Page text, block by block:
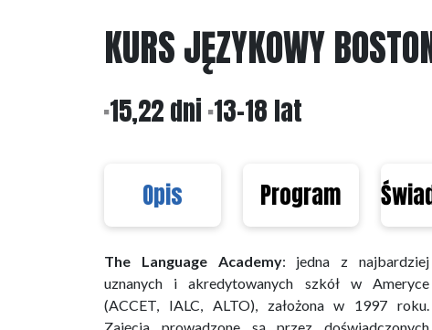
KURS JĘZYKOWY
15,22 dni 13-18 lat
Opis Program
The Language Academy: jedna z najbardziej
uznanych i akredytowanych szkół w Ameryce
(ACCET, IALC, ALTO), założona w 1997 roku.